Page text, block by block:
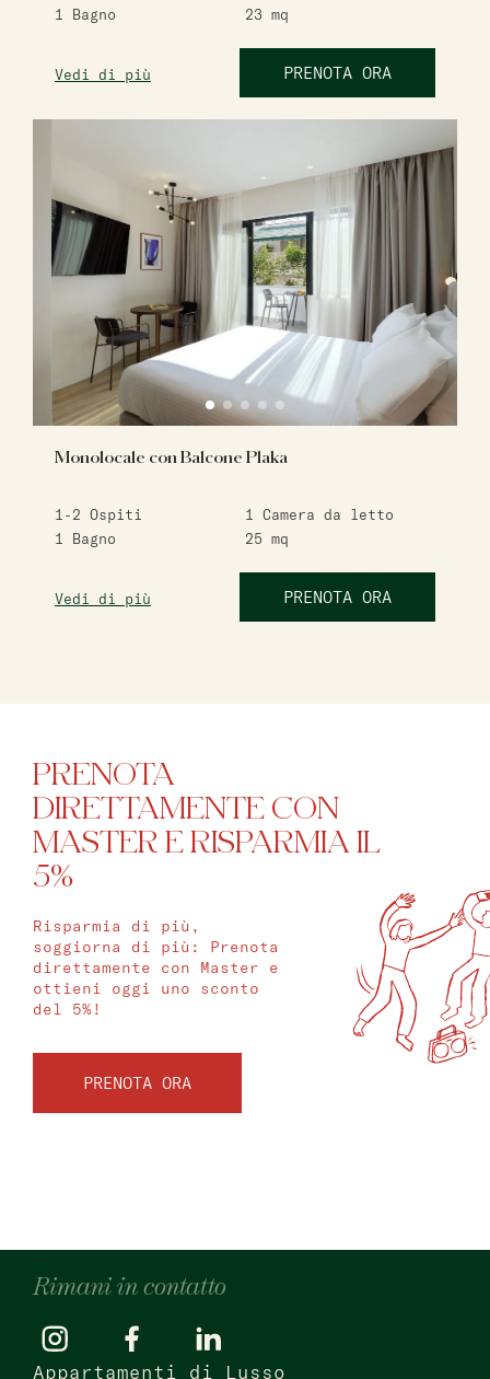
1
Bagno 23 mq
Vedi di più PRENOTA ORA
Monolocale con Balcone Plaka
1-2 Ospiti 1
Camera da letto
1
Bagno 25 mq
Vedi di più PRENOTA ORA
PRENOTA
DIRETTAMENTE CON
MASTER E RISPARMIA IL
5%
Risparmia di più,
soggiorna di più: Prenota
direttamente con Master e
ottieni oggi uno sconto
del 5%!
PRENOTA ORA
Rimani in contatto
Appartamenti di Lusso